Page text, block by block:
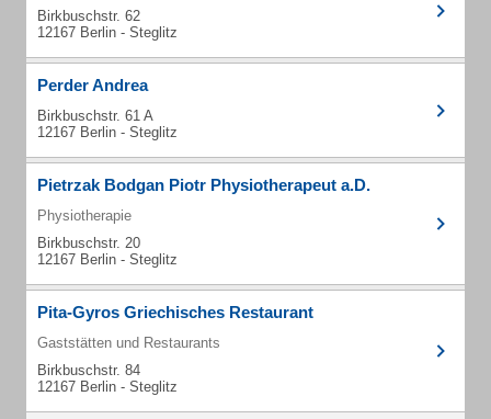
Birkbuschstr. 62
12167 Berlin - Steglitz
Perder Andrea
Birkbuschstr. 61 A
12167 Berlin - Steglitz
Pietrzak Bodgan Piotr Physiotherapeut a.D.
Physiotherapie
Birkbuschstr. 20
12167 Berlin - Steglitz
Pita-Gyros Griechisches Restaurant
Gaststätten und Restaurants
Birkbuschstr. 84
12167 Berlin - Steglitz